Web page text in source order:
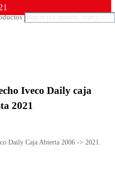
Iveco Daily caja
2021
Daily Caja Abierta 2006 -> 2021.